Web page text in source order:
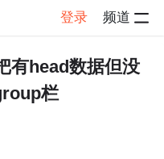
登录 频道
详情
有head数据但没
栏